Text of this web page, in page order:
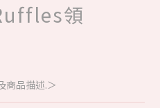
領
商品描述.＞